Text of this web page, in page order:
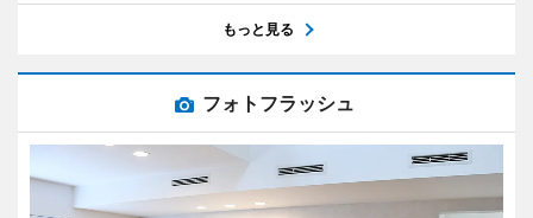
もっと見る
フォトフラッシュ